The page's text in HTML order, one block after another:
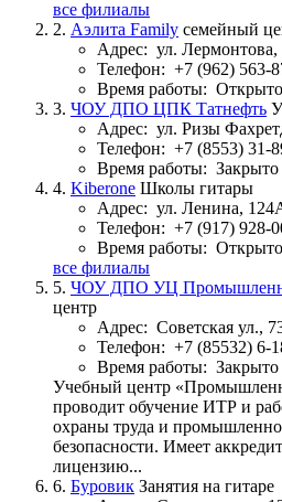
все филиалы
2. Аэлита Family семейный
Адрес: ул.
Телефон: +7 (962) 563-
Время работы:
3. ЧОУ ДПО ЦПК Татнефть
Адрес: ул. Ризы
Телефон: +7 (8553) 31-
Время работы:
4. Kiberone Школы гитары
Адрес: ул. Ленина,
Телефон: +7 (917) 928-
Время работы:
все филиалы
5. ЧОУ ДПО УЦ
центр
Адрес: Советская ул.,
Телефон: +7 (85532) 6-
Время работы:
Учебный центр
проводит обучение ИТР и
охраны труда и
безопасности. Имеет
лицензию...
6. Буровик Занятия на гитаре